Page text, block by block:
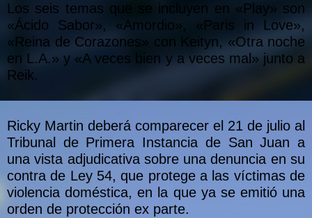
Los seis temas que se incluyen en «Play» son
«Ácido Sabor», «Amordio», «Paris in Love»,
«Reina de Corazones» con Keityn, «Otra noche
en L.A.» y «A veces bien y a veces mal» junto a
Reik.
Ricky Martin deberá comparecer el 21 de julio al
Tribunal de Primera Instancia de San Juan a
una vista adjudicativa sobre una denuncia en su
contra de Ley 54, que protege a las víctimas de
violencia doméstica, en la que ya se emitió una
orden de protección ex parte.